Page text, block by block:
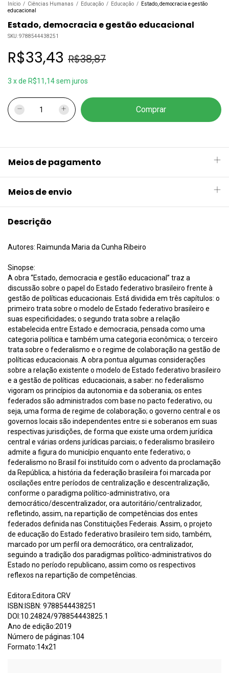
Início / Ciências Humanas / Educação / Educação /
Estado, democracia e gestão
educacional
Estado, democracia e gestão educacional
SKU:9788544438251
R$33,43 R$38,87
3 xde R$11,14sem juros
Meios de pagamento
Meios de envio
Descrição
Autores: Raimunda Maria da Cunha Ribeiro
Sinopse:
A obra “Estado, democracia e gestão educacional” traz a
discussão sobre o papel do Estado federativo brasileiro frente à
gestão de políticas educacionais. Está dividida em três capítulos: o
primeiro trata sobre o modelo de Estado federativo brasileiro e
suas especificidades; o segundo trata sobre a relação
estabelecida entre Estado e democracia, pensada como uma
categoria política e também uma categoria econômica; o terceiro
trata sobre o federalismo e o regime de colaboração na gestão de
políticas educacionais. A obra pontua algumas considerações
sobre a relação existente o modelo de Estado federativo brasileiro
e a gestão de políticas educacionais, a saber: no federalismo
vigoram os princípios da autonomia e da soberania; os entes
federados são administrados com base no pacto federativo, ou
seja, uma forma de regime de colaboração; o governo central e os
governos locais são independentes entre si e soberanos em suas
respectivas jurisdições, de forma que existe uma ordem jurídica
central e várias ordens jurídicas parciais; o federalismo brasileiro
admite a figura do município enquanto ente federativo; o
federalismo no Brasil foi instituído com o advento da proclamação
da República; a história da federação brasileira foi marcada por
oscilações entre períodos de centralização e descentralização,
conforme o paradigma político-administrativo, ora
democrático/descentralizador, ora autoritário/centralizador,
refletindo, assim, na repartição de competências dos entes
federados definida nas Constituições Federais. Assim, o projeto
de educação do Estado federativo brasileiro tem sido, também,
marcado por um perfil ora democrático, ora centralizador,
seguindo a tradição dos paradigmas político-administrativos do
Estado no período republicano, assim como os respectivos
reflexos na repartição de competências.
Editora:Editora CRV
ISBN:ISBN: 9788544438251
DOI:10.24824/978854443825.1
Ano de edição:2019
Número de páginas:104
Formato:14x21